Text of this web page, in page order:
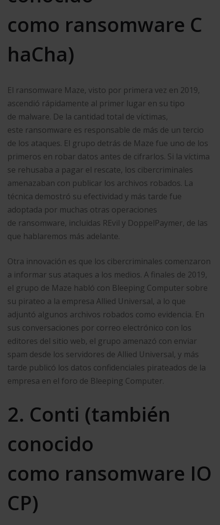
como ransomware C
haCha)
El ransomware Maze, visto por primera vez en 2019,
ascendió rápidamente al primer lugar en su tipo
de malware. De la cantidad total de víctimas,
este ransomware es responsable de más de un tercio
de los ataques. El grupo detrás de Maze fue uno de los
primeros en robar datos antes de cifrarlos. Si la víctima
se rehusaba a pagar el rescate, los cibercriminales
amenazaban con publicar los archivos robados. La
técnica demostró su efectividad y más tarde fue
adoptada por muchas otras operaciones
de ransomware, incluidas REvil y DoppelPaymer, de las
que hablaremos más adelante.
Otra innovación es que los cibercriminales comenzaron
a informar sus ataques a los medios. A finales de 2019,
el grupo de Maze habló con Bleeping Computer sobre
su pirateo a la empresa Allied Universal, a lo que
adjuntó algunos archivos robados como evidencia. En
sus conversaciones por correo electrónico con los
editores del sitio web, el grupo amenazó con enviar
spam desde los servidores de Allied Universal, y más
tarde publicó los datos confidenciales pirateados de la
empresa en el foro de Bleeping Computer.
2. Conti (también
conocido
como ransomware IO
CP)